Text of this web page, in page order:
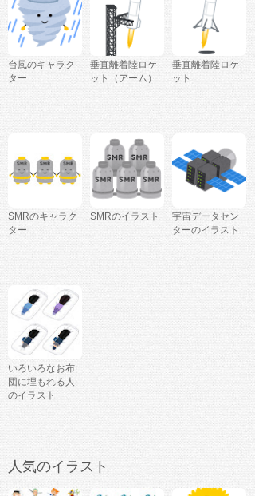
台風のキャラク
ター
垂直離着陸ロケ
ット（アーム）
垂直離着陸ロケ
ット
SMRのキャラク
ター
SMRのイラスト
宇宙データセン
ターのイラスト
いろいろなお布
団に埋もれる人
のイラスト
人気のイラスト